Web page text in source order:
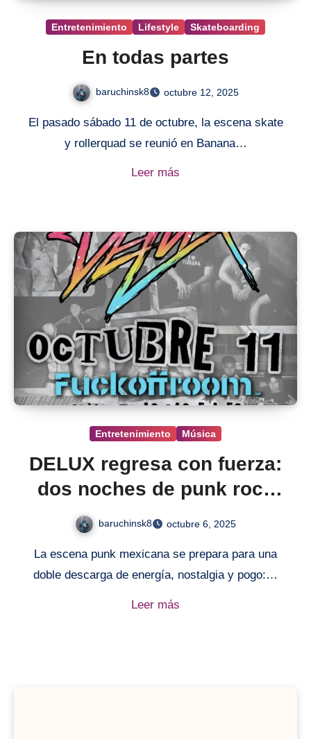
Entretenimiento Lifestyle Skateboarding
En todas partes
baruchinsk8 octubre 12, 2025
El pasado sábado 11 de octubre, la escena skate
y rollerquad se reunió en Banana…
Leer más
Entretenimiento Música
DELUX regresa con fuerza:
dos noches de punk rock
en el Fuck Off Room
baruchinsk8 octubre 6, 2025
La escena punk mexicana se prepara para una
doble descarga de energía, nostalgia y pogo:…
Leer más